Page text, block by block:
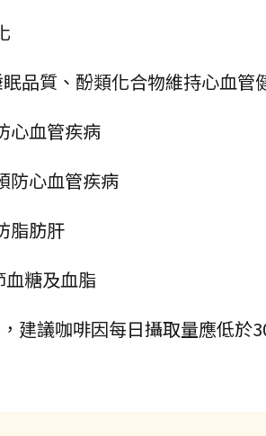
品質、酚類化合物維持心血管
心血管疾病
防心血管疾病
脂肪肝
糖及血脂
建議咖啡因每日攝取量應低於